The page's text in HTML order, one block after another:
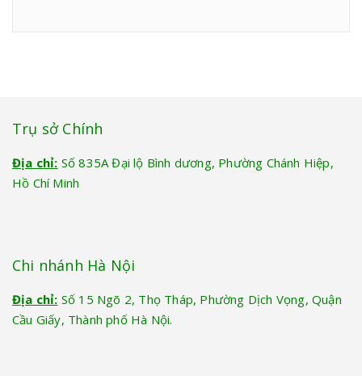
Trụ sở Chính
Địa chỉ: Số 835A Đại lộ Bình dương, Phường Chánh Hiệp,
Hồ Chí Minh
Chi nhánh Hà Nội
Địa chỉ: Số 15 Ngõ 2, Thọ Tháp, Phường Dịch Vọng, Quận
Cầu Giấy, Thành phố Hà Nội.